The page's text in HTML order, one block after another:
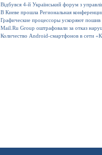
Відбувся 4-й Український форум з
В Киеве прошла Региональная
Графические процессоры ускоряют
Mail.Ru Group оштрафовали за отказ
Количество Android-смартфонов в сети